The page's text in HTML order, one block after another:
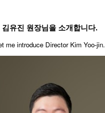
김유진 원장님을 소개합니다.
me introduce Director Kim Yoo-jin.